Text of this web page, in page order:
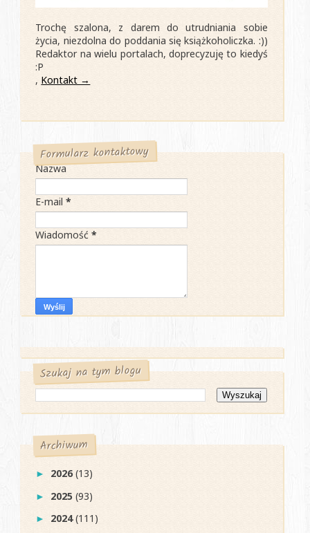
Trochę szalona, z darem do utrudniania sobie
życia, niezdolna do poddania się książkoholiczka. :))
Redaktor na wielu portalach, doprecyzuję to kiedyś
:P
, Kontakt →
Formularz kontaktowy
Nazwa
E-mail*
Wiadomość*
Szukaj na tym blogu
Archiwum
► 2026(13)
► 2025(93)
► 2024(111)